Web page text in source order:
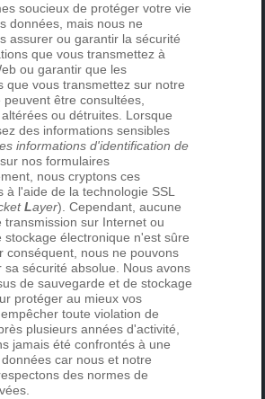
soucieux de protéger votre vie
données, mais nous ne
assurer ou garantir la sécurité
que vous transmettez à
ou garantir que les
que vous transmettez sur notre
peuvent être consultées,
ou détruites. Lorsque
des informations sensibles
informations d'identification de
nos formulaires
nous cryptons ces
à l'aide de la technologie SSL
Layer). Cependant, aucune
transmission sur Internet ou
stockage électronique n'est sûre
conséquent, nous ne pouvons
sa sécurité absolue. Nous avons
de sauvegarde et de stockage
protéger au mieux vos
toute violation de
plusieurs années d'activité,
jamais été confrontés à une
car nous et notre
des normes de